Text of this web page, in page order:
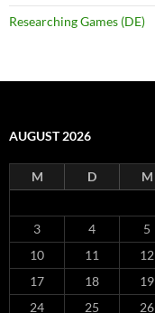
Researching Games (DE)
AUGUST 2026
M D M
3
4 5
10
11 12
17
18 19
24
25 26